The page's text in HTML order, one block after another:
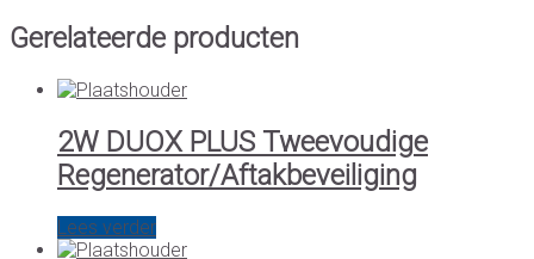
Gerelateerde producten
2W DUOX PLUS Tweevoudige
Regenerator/Aftakbeveiliging
Lees verder